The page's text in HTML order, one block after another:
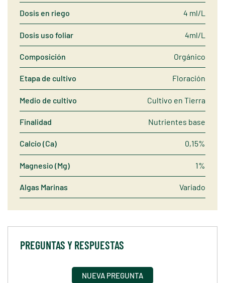
Dosis en riego 4 ml/L
Dosis uso foliar 4ml/L
Composición Orgánico
Etapa de cultivo Floración
Medio de cultivo Cultivo en Tierra
Finalidad Nutrientes base
Calcio (Ca) 0,15%
Magnesio (Mg) 1%
Algas Marinas Variado
PREGUNTAS Y RESPUESTAS
NUEVA PREGUNTA